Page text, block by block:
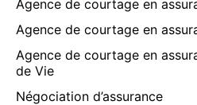
Agence de courtage en
Agence de courtage en
Agence de courtage en
de Vie
Négociation d’assurance